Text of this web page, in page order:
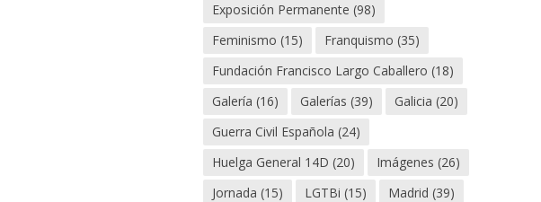
Exposición Permanente (98)
Feminismo (15) Franquismo (35)
Fundación Francisco Largo Caballero (18)
Galería (16) Galerías (39) Galicia (20)
Guerra Civil Española (24)
Huelga General 14D (20) Imágenes (26)
Jornada (15) LGTBi (15) Madrid (39)